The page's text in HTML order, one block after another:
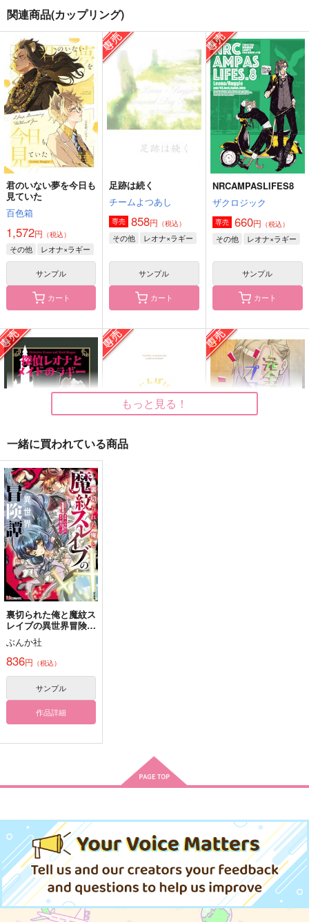
想い、想われ。
のりたまん家
770円（税込）
雑渡昆奈門×善法寺伊作
サンプル
作品詳細
君のいない夢を今日も
見ていた
百色箱
1,572
レオナ×ラギー
テンペスト
クロエ
1,415円（税込）
ラギー×レオナ
サンプル
作品詳細
RE DO
うなさか
629 （税込）
作品詳細
ふくらにほうが 上
（税込）
不死川実弥×冨岡義勇
outpoint!
まきもの
574円 （税込）
ふたりご飯
550円（税込）
オシリス×セト
関連商品(カップリング)
君のいない夢を今日も
見ていた
百色箱
1,572円 （税込）
その他 レオナ×ラギー
サンプル
カート
足跡は続く
チームよつあし
専売 858円 （税込）
その他 レオナ×ラギー
サンプル
カート
NRCAMPASLIFES8
ザクロジック
専売 660円 （税込）
その他 レオナ×ラギー
サンプル
カート
探偵レオナとメイドの
ラギー
ぽーぽ廿煮
専売 1,887円（税込）
その他 レオナ×ラギー
サンプル
カート
る先
んぬん
専売 1,320円（税込）
その他 レオナ×ラギー
サンプル
カート
二人は別々の体がもど
かしい
550
その他 レオナ×ラギー
サンプル
カート
もっと見る！
一緒に買われている商品
裏切られた俺と魔紋ス
レイブの異世界冒険
譚 1
ぶんか社
836円 （税込）
サンプル
作品詳細